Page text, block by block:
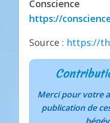
https://
Source : https://
Merci pour votre
publication de